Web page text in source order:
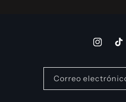
Instagram
Correo